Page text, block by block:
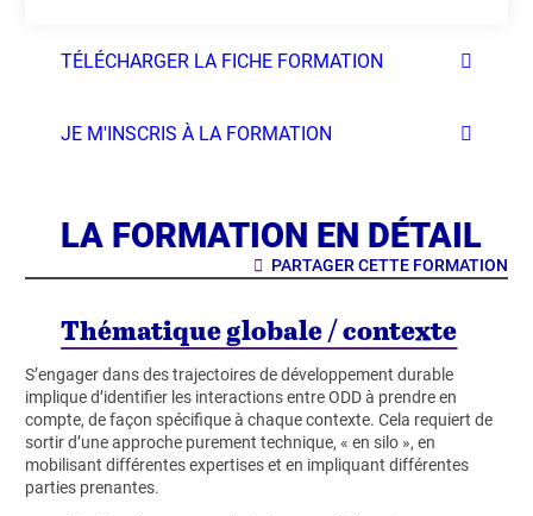
TÉLÉCHARGER LA FICHE FORMATION
JE M'INSCRIS À LA FORMATION
LA FORMATION EN DÉTAIL
PARTAGER CETTE FORMATION
Thématique globale / contexte
S’engager dans des trajectoires de développement durable
implique d’identifier les interactions entre ODD à prendre en
compte, de façon spécifique à chaque contexte. Cela requiert de
sortir d’une approche purement technique, « en silo », en
mobilisant différentes expertises et en impliquant différentes
parties prenantes.